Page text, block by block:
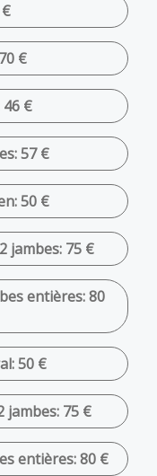
€
€
57 €
50 €
jambes: 75 €
entières: 80
50 €
jambes: 75 €
entières: 80 €